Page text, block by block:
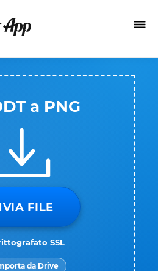
a PNG
FILE
SSL
da Drive